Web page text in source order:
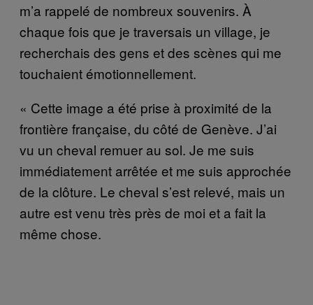
m’a rappelé de nombreux souvenirs. À
chaque fois que je traversais un village, je
recherchais des gens et des scènes qui me
touchaient émotionnellement.
« Cette image a été prise à proximité de la
frontière française, du côté de Genève. J’ai
vu un cheval remuer au sol. Je me suis
immédiatement arrêtée et me suis approchée
de la clôture. Le cheval s’est relevé, mais un
autre est venu très près de moi et a fait la
même chose.